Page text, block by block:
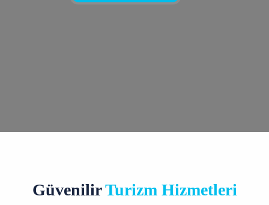
GüvenilirTurizm Hizmetleri